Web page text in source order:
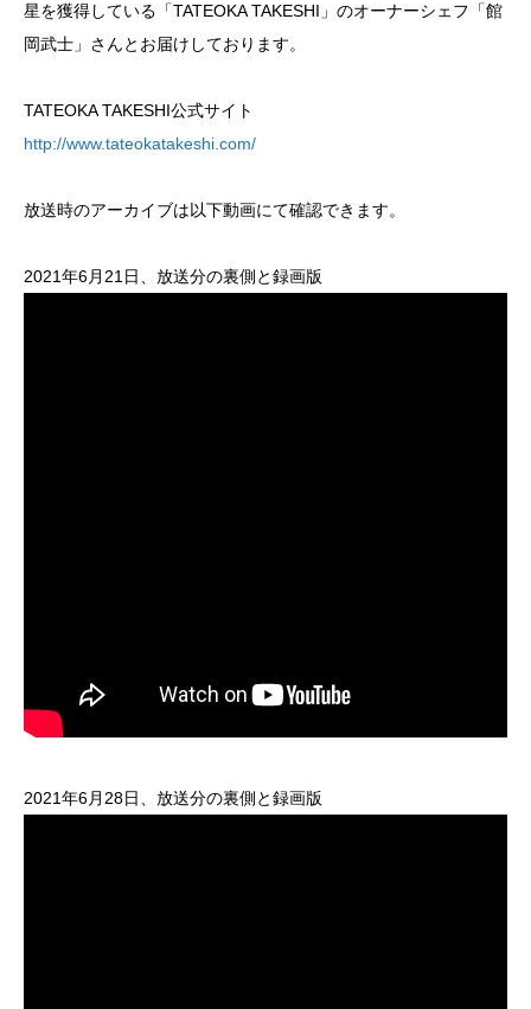
星を獲得している「TATEOKA TAKESHI」のオーナーシェフ「館
岡武士」さんとお届けしております。
TATEOKA TAKESHI公式サイト
http://www.tateokatakeshi.com/
放送時のアーカイブは以下動画にて確認できます。
2021年6月21日、放送分の裏側と録画版
2021年6月28日、放送分の裏側と録画版